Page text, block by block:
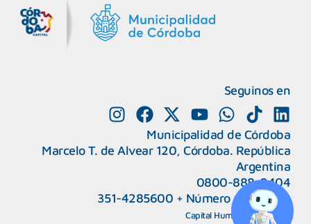
Seguinos en
Municipalidad de Córdoba
Marcelo T. de Alvear 120, Córdoba. República
Argentina
0800-888-0404
351-4285600 + Número de interno
Capital Humano |Webmail
CAPeM – Centro de Atención a Personas Migrantes y Refugiadas.